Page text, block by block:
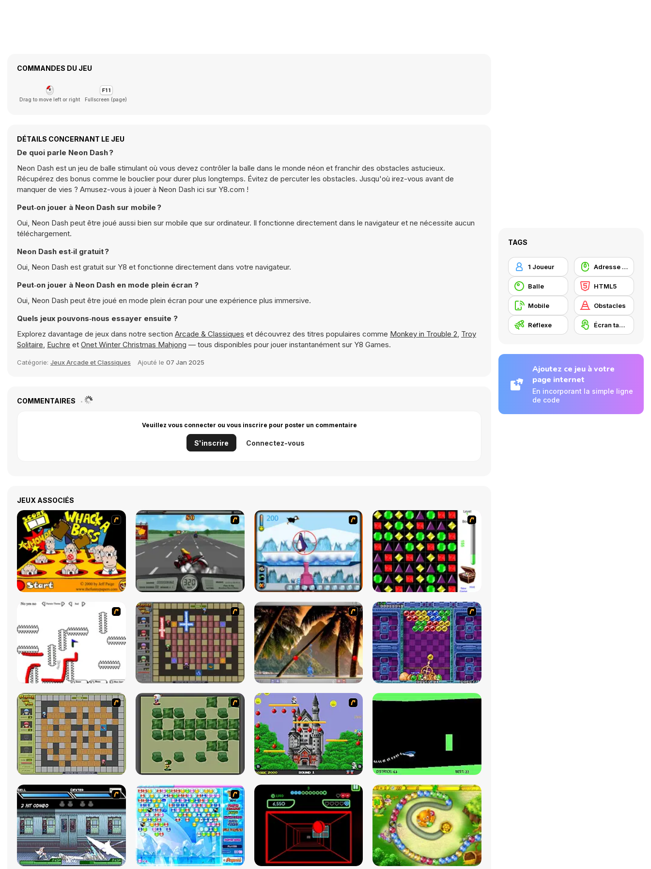
COMMANDES DU JEU
Drag to move left or right Fullscreen (page)
DÉTAILS CONCERNANT LE JEU
De quoi parle Neon Dash ?
Neon Dash est un jeu de balle stimulant où vous devez contrôler la balle dans le monde néon et franchir des obstacles astucieux.
Récupérez des bonus comme le bouclier pour durer plus longtemps. Évitez de percuter les obstacles. Jusqu'où irez-vous avant de
manquer de vies ? Amusez-vous à jouer à Neon Dash ici sur Y8.com !
Peut‑on jouer à Neon Dash sur mobile ?
Oui, Neon Dash peut être joué aussi bien sur mobile que sur ordinateur. Il fonctionne directement dans le navigateur et ne nécessite aucun
téléchargement.
Neon Dash est‑il gratuit ?
Oui, Neon Dash est gratuit sur Y8 et fonctionne directement dans votre navigateur.
Peut‑on jouer à Neon Dash en mode plein écran ?
Oui, Neon Dash peut être joué en mode plein écran pour une expérience plus immersive.
Quels jeux pouvons‑nous essayer ensuite ?
Explorez davantage de jeux dans notre section Arcade & Classiques et découvrez des titres populaires comme Monkey in Trouble 2, Troy
Solitaire, Euchre et Onet Winter Christmas Mahjong — tous disponibles pour jouer instantanément sur Y8 Games.
Catégorie: Jeux Arcade et Classiques Ajouté le 07 Jan 2025
COMMENTAIRES
Veuillez vous connecter ou vous inscrire pour poster un commentaire
S'inscrire Connectez-vous
JEUX ASSOCIÉS
TAGS
1 Joueur Adresse avec la souris
Balle HTML5
Mobile Obstacles
Réflexe Écran tactile
Ajoutez ce jeu à votre
page internet
En incorporant la simple ligne
de code